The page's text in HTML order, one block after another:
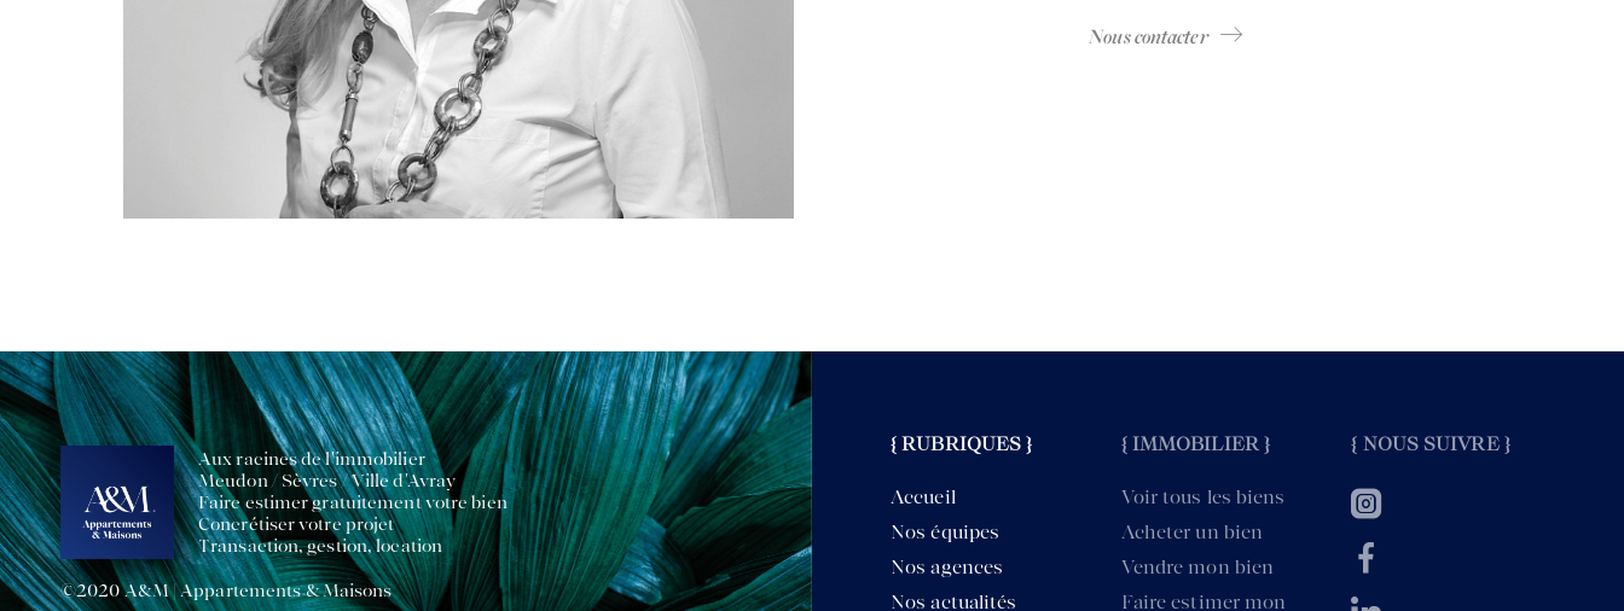
Nous contacter
Aux racines de l'immobilier
Meudon / Sèvres / Ville d'Avray
Faire estimer gratuitement votre bien
Concrétiser votre projet
Transaction, gestion, location
©2020 A&M | Appartements & Maisons
{ RUBRIQUES }
Accueil
Nos équipes
Nos agences
Nos actualités
{ IMMOBILIER }
Voir tous les biens
Acheter un bien
Vendre mon bien
Faire estimer mon
{ NOUS SUIVRE }